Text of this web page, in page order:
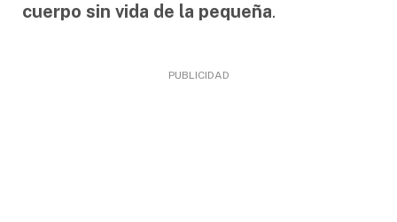
cuerpo sin vida de la pequeña.
PUBLICIDAD